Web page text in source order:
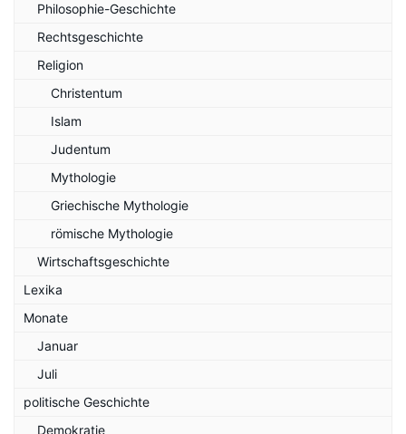
Philosophie-Geschichte
Rechtsgeschichte
Religion
Christentum
Islam
Judentum
Mythologie
Griechische Mythologie
römische Mythologie
Wirtschaftsgeschichte
Lexika
Monate
Januar
Juli
politische Geschichte
Demokratie